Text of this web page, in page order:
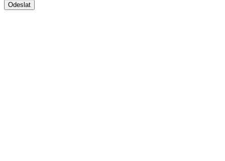
Odeslat